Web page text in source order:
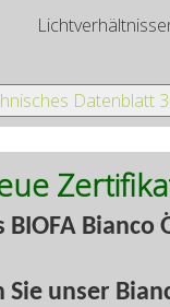
BIOFA Bianco
Sie unser